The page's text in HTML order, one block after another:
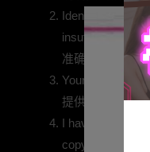
Identification of
insufficient).
准确定位涉嫌侵
Your full contact
提供您的完整联
I have a good
copyright